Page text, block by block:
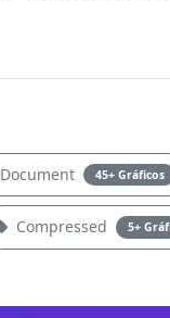
Document 45+ Gráficos
Compressed 5+